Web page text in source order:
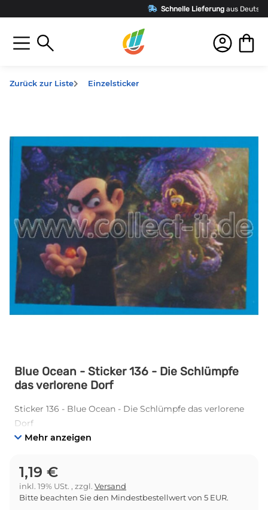
Schnelle Lieferungaus Deutschland
Zurück zur Liste Einzelsticker
Blue Ocean - Sticker 136 - Die Schlümpfe
das verlorene Dorf
Sticker 136 - Blue Ocean - Die Schlümpfe das verlorene
Dorf
Mehr anzeigen
1,19 €
inkl. 19% USt. , zzgl. Versand
Bitte beachten Sie den Mindestbestellwert von 5 EUR.